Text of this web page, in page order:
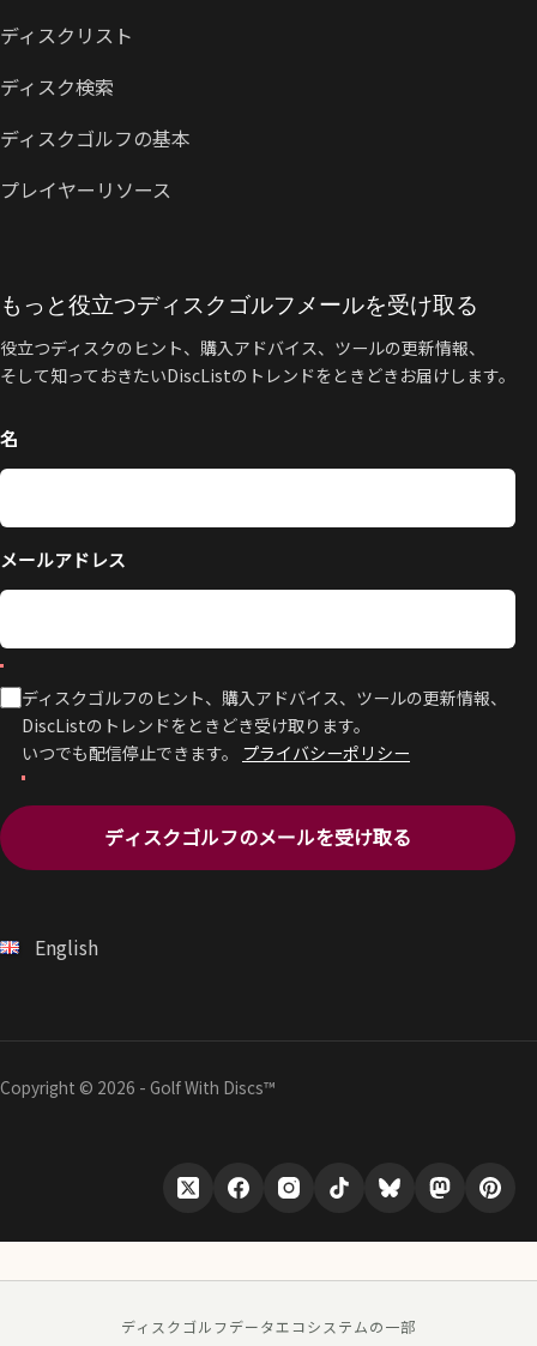
ディスクリスト
ディスク検索
ディスクゴルフの基本
プレイヤーリソース
もっと役立つディスクゴルフメールを受け取る
役立つディスクのヒント、購入アドバイス、ツールの更新情報、
そして知っておきたいDiscListのトレンドをときどきお届けします。
名
メールアドレス
ディスクゴルフのヒント、購入アドバイス、ツールの更新情報、
DiscListのトレンドをときどき受け取ります。
いつでも配信停止できます。 プライバシーポリシー
ディスクゴルフのメールを受け取る
English
Copyright © 2026 - Golf With Discs™
ディスクゴルフデータエコシステムの一部